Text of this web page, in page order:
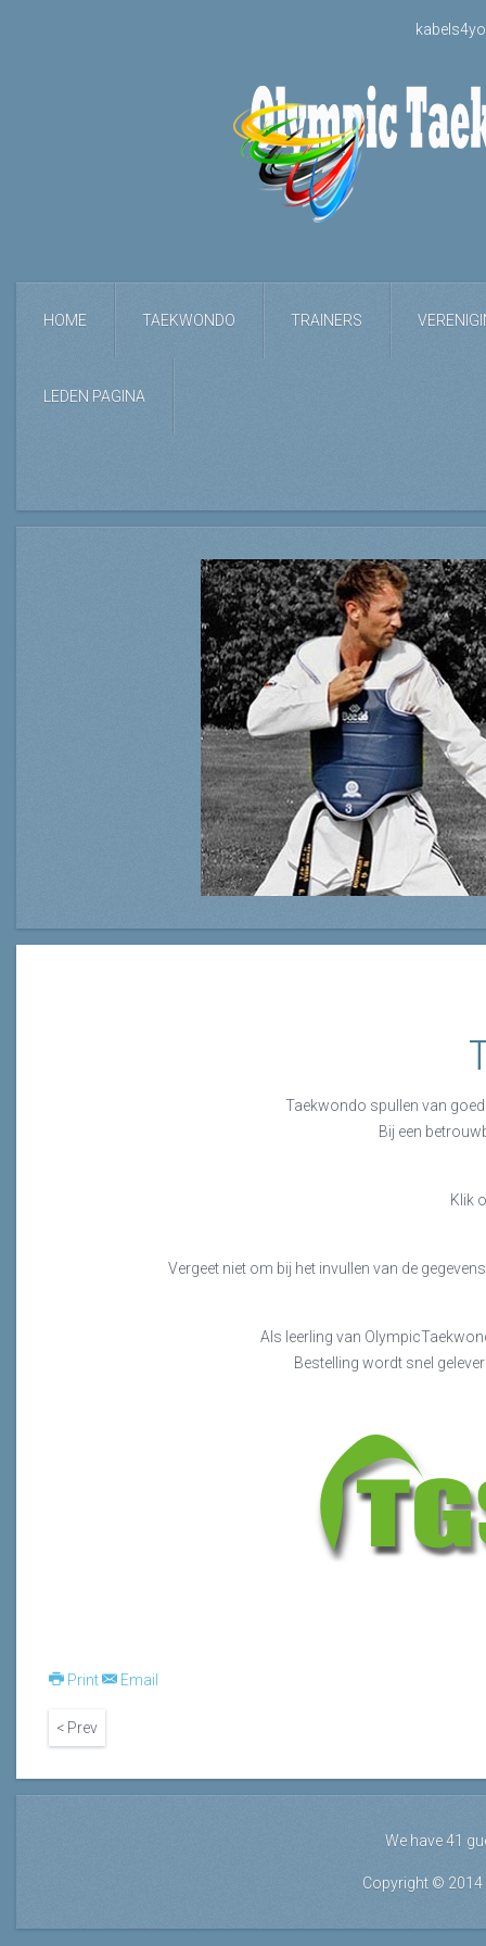
HOME TAEKWONDO TRAINERS
LEDEN PAGINA
Taekwondo spullen van
Bij een
Klik
Vergeet niet om bij het invullen van de
Als leerling van
Bestelling wordt snel
Print Email
< Prev
We have 41
Copyright © 2014